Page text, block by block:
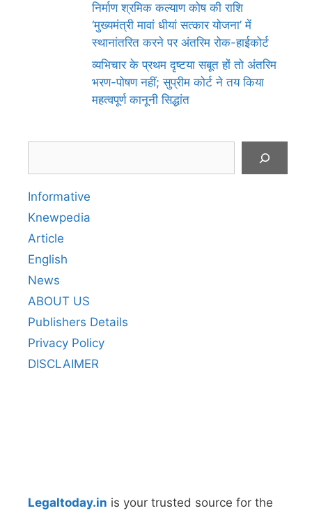
निर्माण श्रमिक कल्याण कोष की राशि
‘मुख्यमंत्री मावां धीयां सत्कार योजना’ में
स्थानांतरित करने पर अंतरिम रोक-हाईकोर्ट
व्यभिचार के प्रथम दृष्टया सबूत हों तो अंतरिम
भरण-पोषण नहीं; सुप्रीम कोर्ट ने तय किया
महत्वपूर्ण कानूनी सिद्धांत
Informative
Knewpedia
Article
English
News
ABOUT US
Publishers Details
Privacy Policy
DISCLAIMER
Legaltoday.in is your trusted source for the